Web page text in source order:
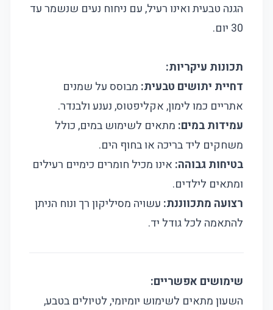
הגנה טבעית ואינו רעיל, עם ניחוח נעים שנשמר עד
30 יום.
תכונות עיקריות:
דחיית יתושים טבעית: מבוסס על שמנים
אתריים כמו לימון, אקליפטוס, נענע ולבנדר.
עמידות במים: מתאים לשימוש במים, כולל
משחקים ליד בריכה או בחוף הים.
בטיחות גבוהה: אינו מכיל חומרים כימיים רעילים
ומתאים לילדים.
רצועה מתכווננת: עשויה מסיליקון רך ונוח הניתן
להתאמה לכל גודל יד.
שימושים אפשריים:
השעון מתאים לשימוש יומיומי, לטיולים בטבע,